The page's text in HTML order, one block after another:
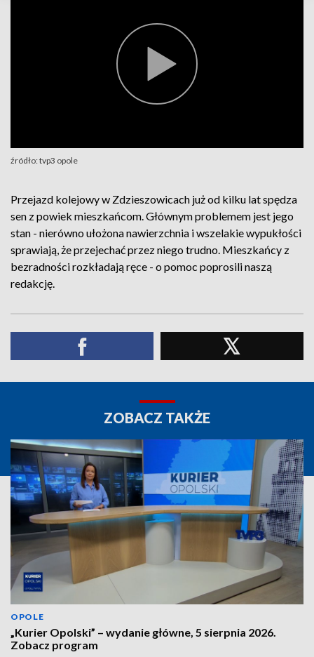
źródło: tvp3 opole
Przejazd kolejowy w Zdzieszowicach już od kilku lat spędza
sen z powiek mieszkańcom. Głównym problemem jest jego
stan - nierówno ułożona nawierzchnia i wszelakie wypukłości
sprawiają, że przejechać przez niego trudno. Mieszkańcy z
bezradności rozkładają ręce - o pomoc poprosili naszą
redakcję.
ZOBACZ TAKŻE
OPOLE
„Kurier Opolski” – wydanie główne, 5 sierpnia 2026.
Zobacz program